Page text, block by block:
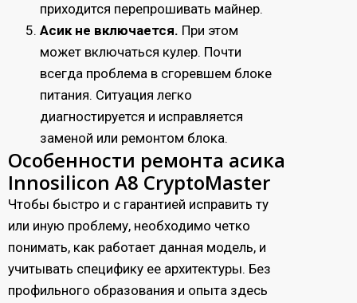
приходится перепрошивать майнер.
Асик не включается. При этом
может включаться кулер. Почти
всегда проблема в сгоревшем блоке
питания. Ситуация легко
диагностируется и исправляется
заменой или ремонтом блока.
Особенности ремонта асика
Innosilicon A8 CryptoMaster
Чтобы быстро и с гарантией исправить ту
или иную проблему, необходимо четко
понимать, как работает данная модель, и
учитывать специфику ее архитектуры. Без
профильного образования и опыта здесь